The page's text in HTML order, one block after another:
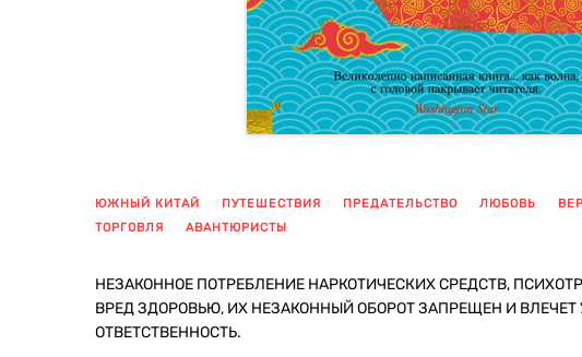
ЮЖНЫЙ КИТАЙ ПУТЕШЕСТВИЯ ПРЕДАТЕЛЬСТВО ЛЮБОВЬ
ТОРГОВЛЯ
АВАНТЮРИСТЫ
НЕЗАКОННОЕ ПОТРЕБЛЕНИЕ НАРКОТИЧЕСКИХ СРЕДСТВ,
ВРЕД ЗДОРОВЬЮ, ИХ НЕЗАКОННЫЙ ОБОРОТ ЗАПРЕЩЕН И
ОТВЕТСТВЕННОСТЬ.